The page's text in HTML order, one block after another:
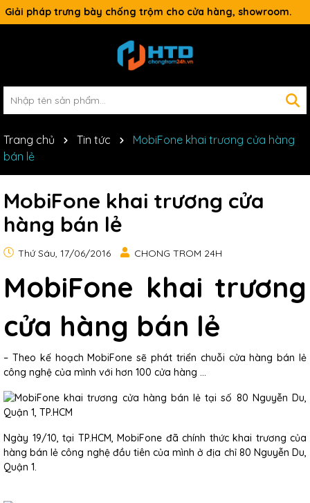
Giải pháp trưng bày chống trộm cho cửa hàng, showroom.
Trang chủ Tin tức
MobiFone khai trương cửa hàng
bán lẻ
MobiFone khai trương cửa
hàng bán lẻ
Thứ Sáu, 17/06/2016 CHONG TROM 24H
MobiFone khai trương
cửa hàng bán lẻ
– Theo kế hoạch MobiFone sẽ phát triển chuỗi cửa hàng bán lẻ
công nghệ của mình với hơn 100 cửa hàng ...
Ngày 19/10, tại TP.HCM, MobiFone đã chính thức khai trương của
hàng bán lẻ công nghệ đầu tiên của mình ở địa chỉ 80 Nguyễn Du,
Quận 1.